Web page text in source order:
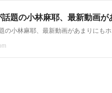
題の小林麻耶、最新動画
の小林麻耶、最新動画があまりにも